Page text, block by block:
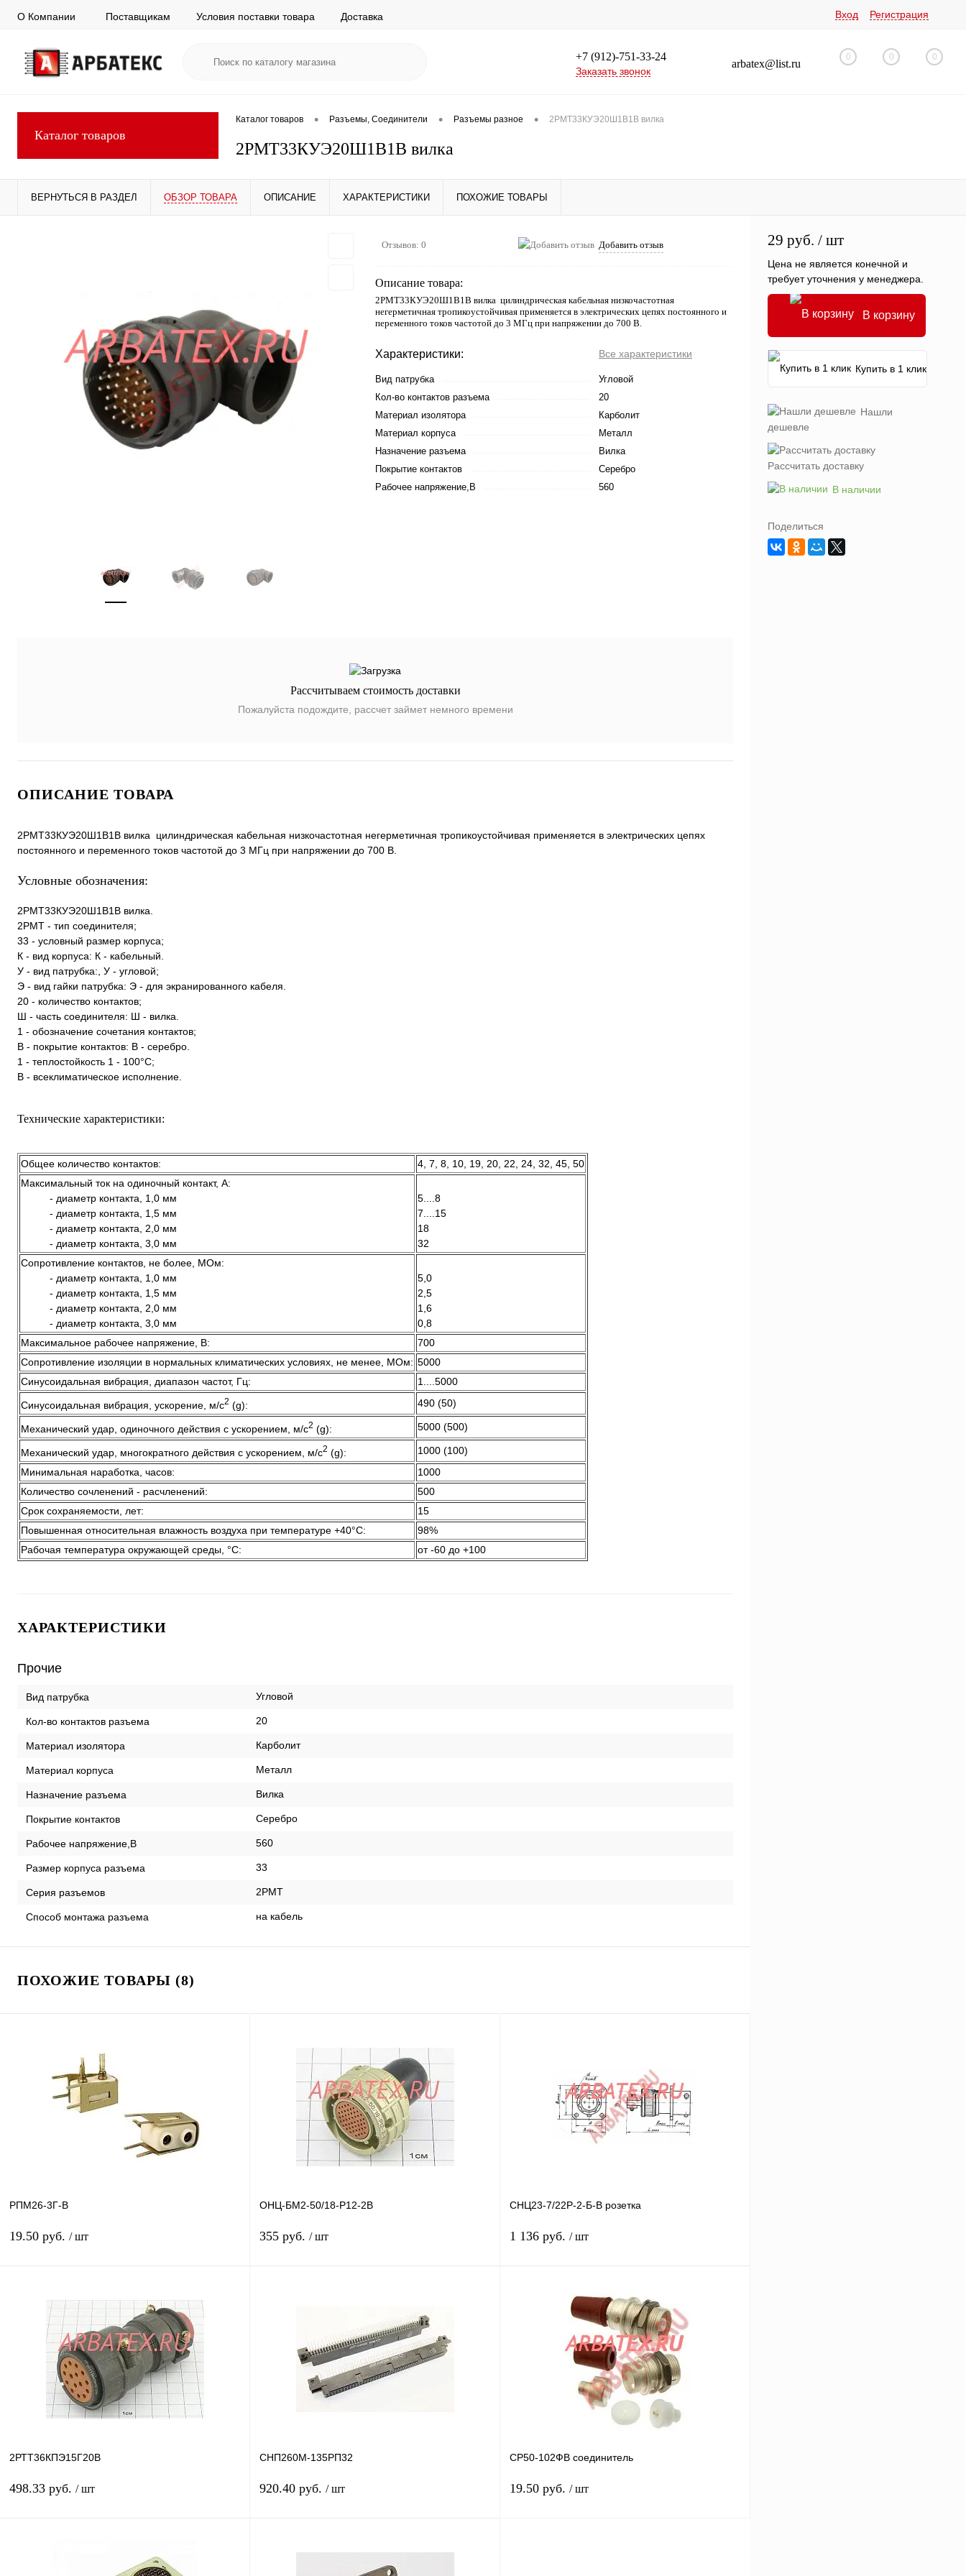
О Компании Поставщикам Условия поставки товара Доставка Вход Регистрация
+7 (912)-751-33-24
Заказать звонок
arbatex@list.ru
0 0 0
Каталог товаров
Каталог товаров • Разъемы, Соединители • Разъемы разное • 2РМТ33КУЭ20Ш1В1В вилка
2РМТ33КУЭ20Ш1В1В вилка
ВЕРНУТЬСЯ В РАЗДЕЛ ОБЗОР ТОВАРА ОПИСАНИЕ ХАРАКТЕРИСТИКИ ПОХОЖИЕ ТОВАРЫ
Отзывов: 0 Добавить отзыв
Описание товара:
2РМТ33КУЭ20Ш1В1В вилка цилиндрическая кабельная низкочастотная
негерметичная тропикоустойчивая применяется в электрических цепях постоянного и
переменного токов частотой до 3 МГц при напряжении до 700 В.
Характеристики: Все характеристики
Вид патрубка
Угловой
Кол-во контактов разъема
20
Материал изолятора
Карболит
Материал корпуса
Металл
Назначение разъема
Вилка
Покрытие контактов
Серебро
Рабочее напряжение,В
560
Рассчитываем стоимость доставки
Пожалуйста подождите, рассчет займет немного времени
ОПИСАНИЕ ТОВАРА
2РМТ33КУЭ20Ш1В1В вилка цилиндрическая кабельная низкочастотная негерметичная тропикоустойчивая применяется в электрических цепях
постоянного и переменного токов частотой до 3 МГц при напряжении до 700 В.
Условные обозначения:
2РМТ33КУЭ20Ш1В1В вилка.
2РМТ - тип соединителя;
33 - условный размер корпуса;
К - вид корпуса: К - кабельный.
У - вид патрубка:, У - угловой;
Э - вид гайки патрубка: Э - для экранированного кабеля.
20 - количество контактов;
Ш - часть соединителя: Ш - вилка.
1 - обозначение сочетания контактов;
В - покрытие контактов: В - серебро.
1 - теплостойкость 1 - 100°С;
В - всеклиматическое исполнение.
Технические характеристики:
Общее количество контактов:
4, 7, 8, 10, 19, 20, 22, 24, 32, 45, 50
Максимальный ток на одиночный контакт, А:
- диаметр контакта, 1,0 мм
- диаметр контакта, 1,5 мм
- диаметр контакта, 2,0 мм
- диаметр контакта, 3,0 мм
5....8
7....15
18
32
Сопротивление контактов, не более, МОм:
- диаметр контакта, 1,0 мм
- диаметр контакта, 1,5 мм
- диаметр контакта, 2,0 мм
- диаметр контакта, 3,0 мм
5,0
2,5
1,6
0,8
Максимальное рабочее напряжение, В:
700
Сопротивление изоляции в нормальных климатических условиях, не менее, МОм: 5000
Синусоидальная вибрация, диапазон частот, Гц:
1....5000
Синусоидальная вибрация, ускорение, м/с2 (g): 490 (50)
Механический удар, одиночного действия с ускорением, м/с2 (g): 5000 (500)
Механический удар, многократного действия с ускорением, м/с2 (g):
1000 (100)
Минимальная наработка, часов:
1000
Количество сочленений - расчленений:
500
Срок сохраняемости, лет:
15
Повышенная относительная влажность воздуха при температуре +40°C:
98%
Рабочая температура окружающей среды, °C:
от -60 до +100
ХАРАКТЕРИСТИКИ
Прочие
Вид патрубка Угловой
Кол-во контактов разъема 20
Материал изолятора Карболит
Материал корпуса Металл
Назначение разъема Вилка
Покрытие контактов Серебро
Рабочее напряжение,В 560
Размер корпуса разъема 33
Серия разъемов 2РМТ
Способ монтажа разъема на кабель
ПОХОЖИЕ ТОВАРЫ (8)
РПМ26-3Г-В
19.50 руб. / шт
Купить в 1 клик Сравнение
В избранное
наличии
ОНЦ-БМ2-50/18-Р12-2В
355 руб. / шт
Сравнение
В избранное
наличии
СНЦ23-7/22Р-2-Б-В розетка
1 136 руб. / шт
Купить в 1 клик Сравнение
наличии
2РТТ36КПЭ15Г20В
498.33 руб. / шт
СНП260М-135РП32
920.40 руб. / шт
СР50-102ФВ соединитель
19.50 руб. / шт
29 руб. / шт
Цена не является конечной и
требует уточнения у менеджера.
В корзину
Купить в 1 клик
Нашли
дешевле
Рассчитать доставку
В наличии
Поделиться